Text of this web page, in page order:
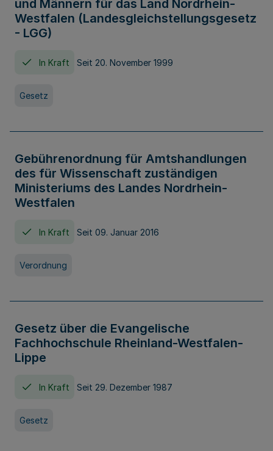
und Männern für das Land Nordrhein-
Westfalen (Landesgleichstellungsgesetz
- LGG)
In Kraft Seit 20. November 1999
Gesetz
Gebührenordnung für Amtshandlungen
des für Wissenschaft zuständigen
Ministeriums des Landes Nordrhein-
Westfalen
In Kraft Seit 09. Januar 2016
Verordnung
Gesetz über die Evangelische
Fachhochschule Rheinland-Westfalen-
Lippe
In Kraft Seit 29. Dezember 1987
Gesetz